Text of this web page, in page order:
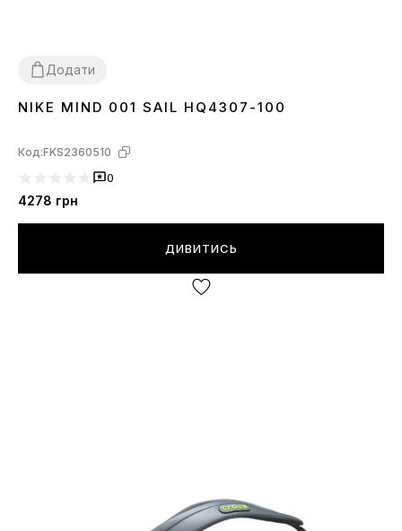
Додати
3738 39 40 41 42 43 44
NIKE MIND 001 SAIL HQ4307-100
Код:FKS2360510
0
4278 грн
ДИВИТИСЬ